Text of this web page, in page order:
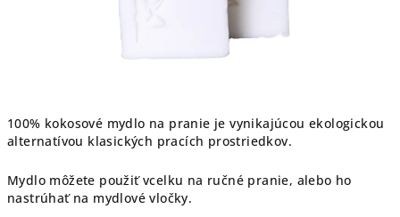
100% kokosové mydlo na pranie je vynikajúcou ekologickou
alternatívou klasických pracích prostriedkov.
Mydlo môžete použiť vcelku na ručné pranie, alebo ho
nastrúhať na mydlové vločky.